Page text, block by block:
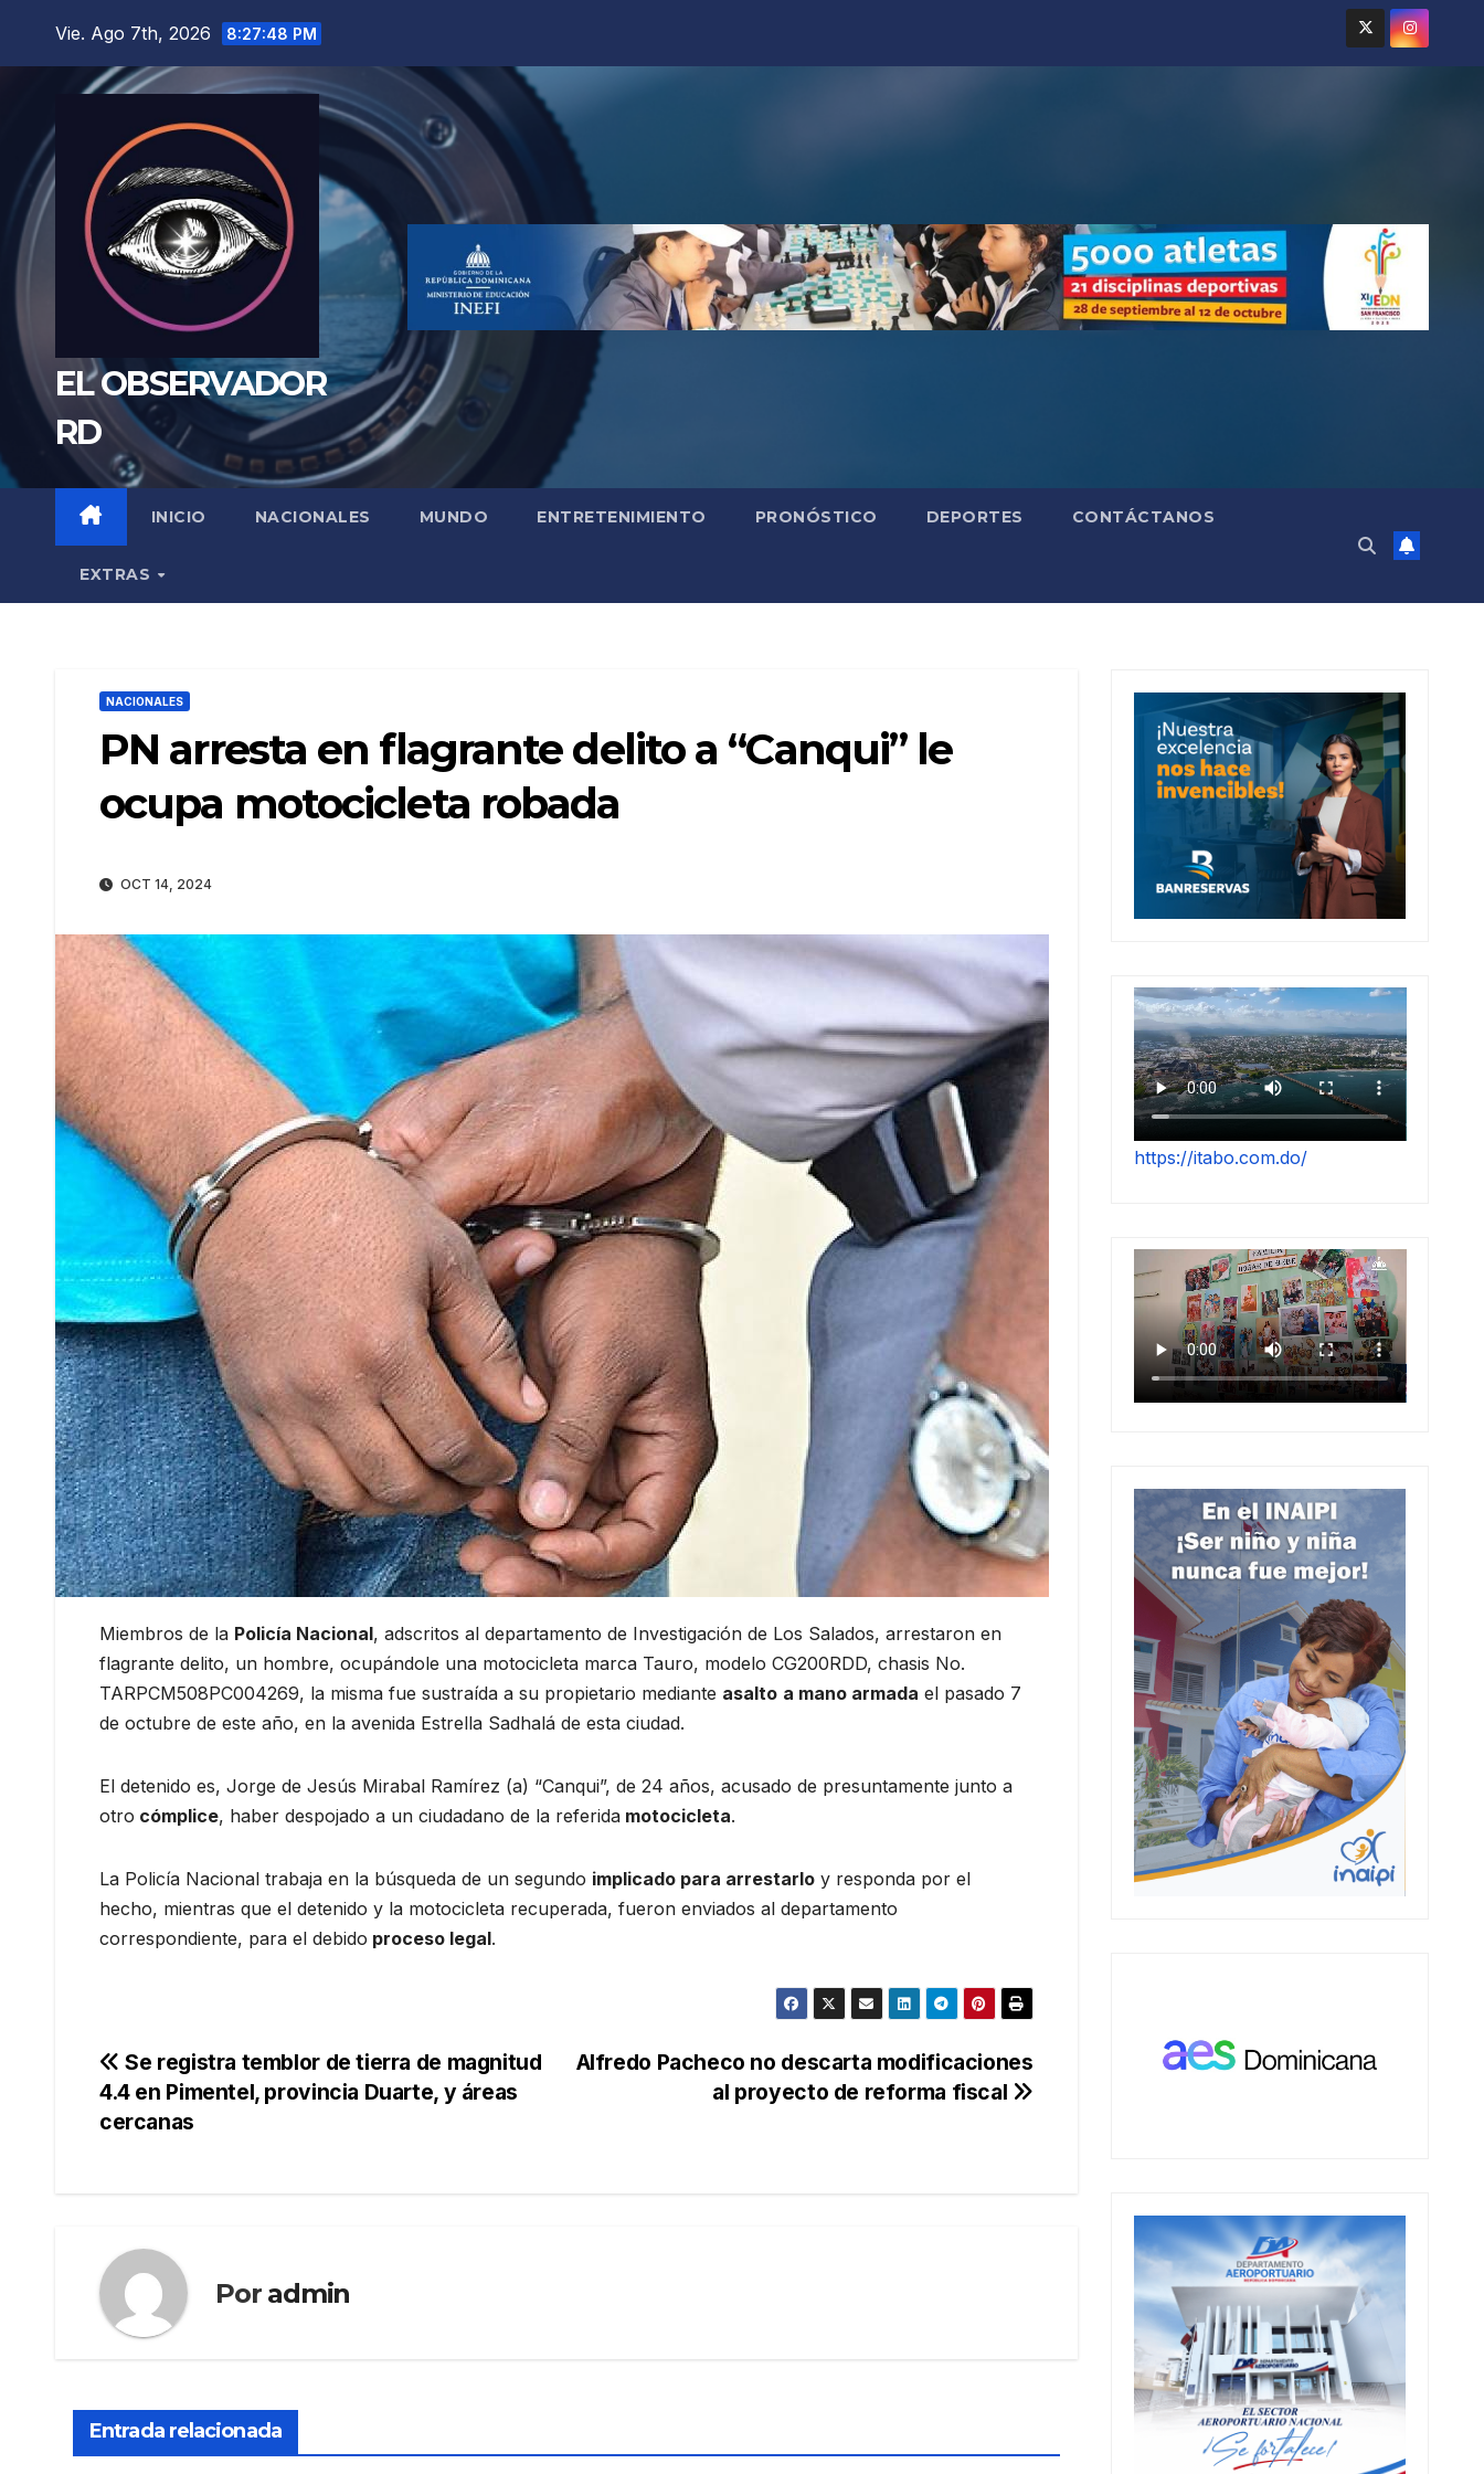
Vie. Ago 7th, 2026 8:27:49 PM
EL OBSERVADOR
RD
INICIO NACIONALES MUNDO ENTRETENIMIENTO PRONÓSTICO DEPORTES CONTÁCTANOS
EXTRAS
NACIONALES
PN arresta en flagrante delito a “Canqui” le
ocupa motocicleta robada
OCT 14, 2024
Miembros de la Policía Nacional, adscritos al departamento de Investigación de Los Salados, arrestaron en
flagrante delito, un hombre, ocupándole una motocicleta marca Tauro, modelo CG200RDD, chasis No.
TARPCM508PC004269, la misma fue sustraída a su propietario mediante asalto a mano armada el pasado 7
de octubre de este año, en la avenida Estrella Sadhalá de esta ciudad.
El detenido es, Jorge de Jesús Mirabal Ramírez (a) “Canqui”, de 24 años, acusado de presuntamente junto a
otro cómplice, haber despojado a un ciudadano de la referida motocicleta.
La Policía Nacional trabaja en la búsqueda de un segundo implicado para arrestarlo y responda por el
hecho, mientras que el detenido y la motocicleta recuperada, fueron enviados al departamento
correspondiente, para el debido proceso legal.
Navegación
de
Alfredo Pacheco no descarta modificaciones
al proyecto de reforma fiscal
Se registra temblor de tierra de magnitud
4.4 en Pimentel, provincia Duarte, y áreas
cercanas
Por admin
Entrada relacionada
https://itabo.com.do/